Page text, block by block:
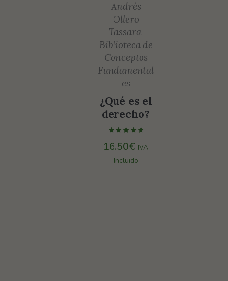
Andrés
Ollero
Tassara,
Biblioteca de
Conceptos
Fundamental
es
¿Qué es el
derecho?
16.50€ IVA
Incluido